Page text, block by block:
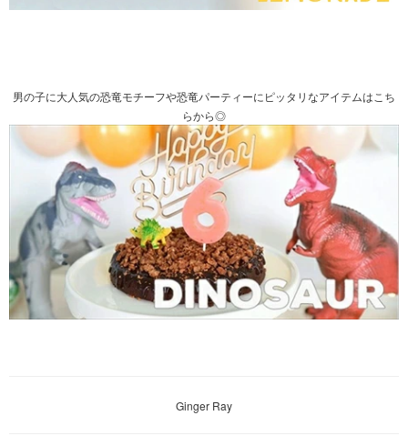
男の子に大人気の恐竜モチーフや恐竜パーティーにピッタリなアイテムはこち
らから◎
Ginger Ray